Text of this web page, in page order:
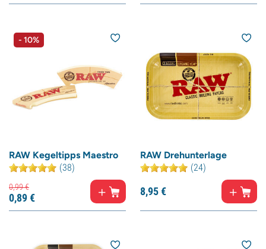
- 10%
RAW Kegeltipps Maestro
(38)
0,99€
0,89€
RAW Drehunterlage
(24)
8,95€